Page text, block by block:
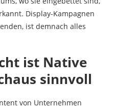
Display-Kampagnen
ist demnach alles
ist Native
sinnvoll
von Unternehmen